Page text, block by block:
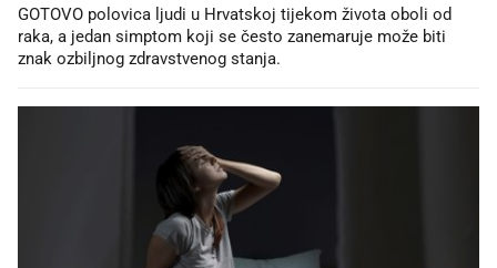
GOTOVO polovica ljudi u Hrvatskoj tijekom života oboli od
raka, a jedan simptom koji se često zanemaruje može biti
znak ozbiljnog zdravstvenog stanja.